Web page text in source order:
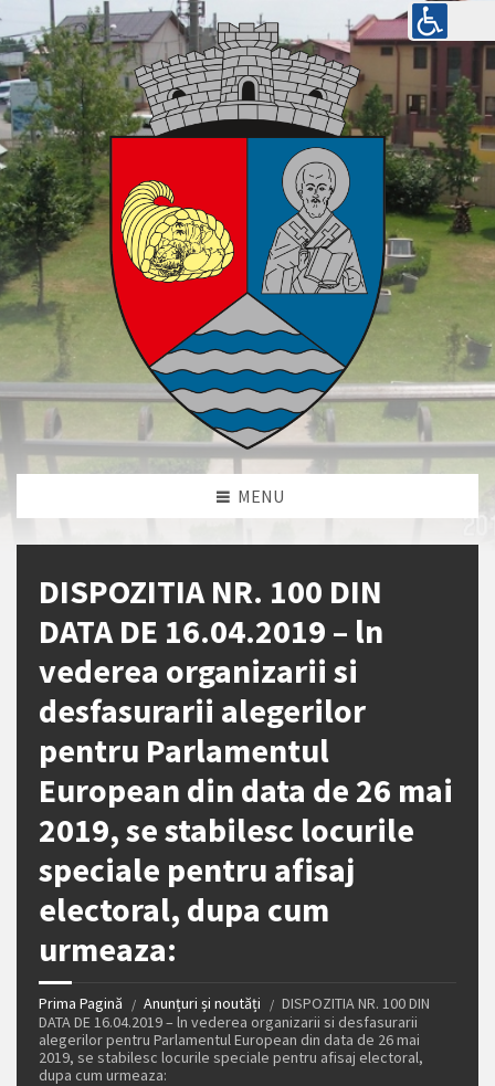
MENU
DISPOZITIA NR. 100 DIN
DATA DE 16.04.2019 – ln
vederea organizarii si
desfasurarii alegerilor
pentru Parlamentul
European din data de 26 mai
2019, se stabilesc locurile
speciale pentru afisaj
electoral, dupa cum
urmeaza:
Prima Pagină Anunțuri și noutăți
DISPOZITIA NR. 100 DIN
DATA DE 16.04.2019 – ln vederea organizarii si desfasurarii
alegerilor pentru Parlamentul European din data de 26 mai
2019, se stabilesc locurile speciale pentru afisaj electoral,
dupa cum urmeaza: